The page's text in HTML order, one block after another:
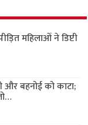
महिलाओं ने डिप्टी
बहनोई को काटा;